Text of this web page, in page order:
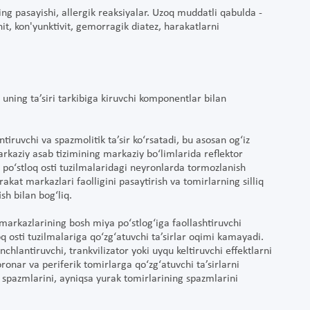
pasayishi, allergik reaksiyalar. Uzoq muddatli qabulda -
kon'yunktivit, gemorragik diatez, harakatlarni
ta’siri tarkibiga kiruvchi komponentlar bilan
va spazmolitik ta’sir ko‘rsatadi, bu asosan og‘iz
asab tizimining markaziy bo‘limlarida reflektor
po‘stloq osti tuzilmalaridagi neyronlarda tormozlanish
markazlari faolligini pasaytirish va tomirlarning silliq
bilan bog‘liq.
bosh miya po‘stlog‘iga faollashtiruvchi
osti tuzilmalariga qo‘zg‘atuvchi ta’sirlar oqimi kamayadi.
trankvilizator yoki uyqu keltiruvchi effektlarni
va periferik tomirlarga qo‘zg‘atuvchi ta’sirlarni
ayniqsa yurak tomirlarining spazmlarini